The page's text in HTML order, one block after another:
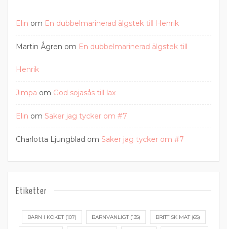
Elin om En dubbelmarinerad älgstek till Henrik
Martin Ågren om En dubbelmarinerad älgstek till
Henrik
Jimpa om God sojasås till lax
Elin om Saker jag tycker om #7
Charlotta Ljungblad om Saker jag tycker om #7
Etiketter
BARN I KÖKET(107) BARNVÄNLIGT(135) BRITTISK MAT(65)